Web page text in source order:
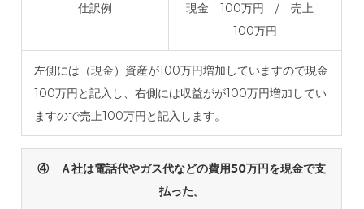
仕訳例
現金 100万円 / 売上
100万円
左側には（現金）資産が100万円増加していますので現金
100万円と記入し、右側には収益がが100万円増加してい
ますので売上100万円と記入します。
④ Ａ社は電話代やガス代などの費用50万円を現金で支
払った。